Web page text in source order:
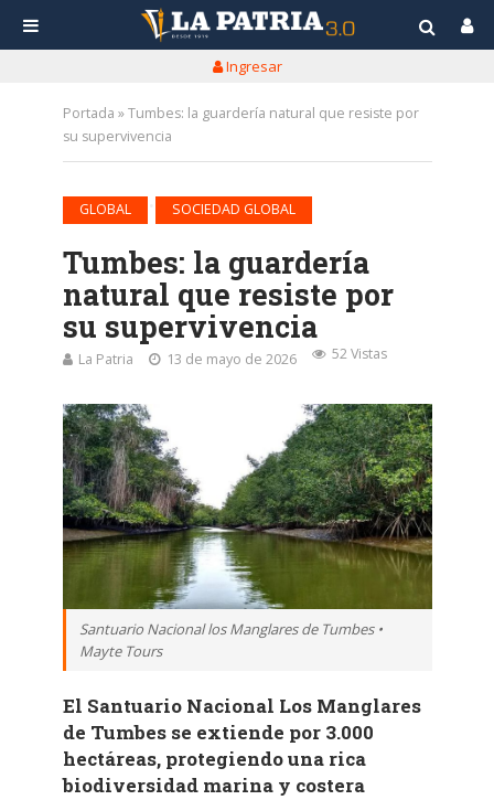
Ingresar
Portada »Tumbes: la guardería natural que resiste por
su supervivencia
GLOBAL SOCIEDAD GLOBAL
Tumbes: la guardería
natural que resiste por
su supervivencia
La Patria 13 de mayo de 2026 52 Vistas
Santuario Nacional los Manglares de Tumbes •
Mayte Tours
El Santuario Nacional Los Manglares
de Tumbes se extiende por 3.000
hectáreas, protegiendo una rica
biodiversidad marina y costera